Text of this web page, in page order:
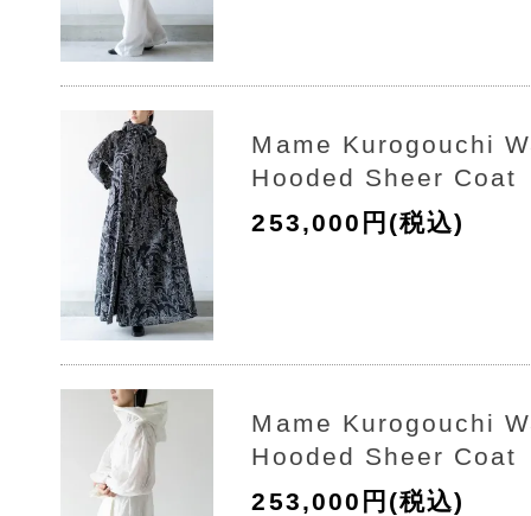
Mame Kurogouchi
Hooded Sheer Coat
253,000円(税込)
Mame Kurogouchi
Hooded Sheer Coat
253,000円(税込)